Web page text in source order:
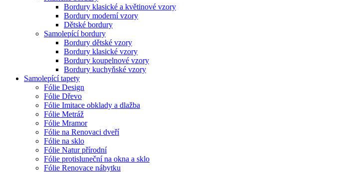
Bordury klasické a květinové vzory
Bordury moderní vzory
Dětské bordury
Samolepící bordury
Bordury dětské vzory
Bordury klasické vzory
Bordury koupelnové vzory
Bordury kuchyňské vzory
Samolepící tapety
Fólie Design
Fólie Dřevo
Fólie Imitace obklady a dlažba
Fólie Metráž
Fólie Mramor
Fólie na Renovaci dveří
Fólie na sklo
Fólie Natur přírodní
Fólie protisluneční na okna a sklo
Fólie Renovace nábytku